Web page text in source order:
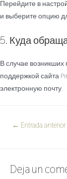
Перейдите в
и выберите опцию
5. Куда
В случае возникших
поддержкой сайта
электронную почту.
← Entrada anterior
Deja un